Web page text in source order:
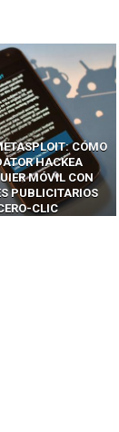
LOS HACKERS
OTPS Y
MÓVILES SIN
— EL INCREÍBLE
LOS SIM BOXES”